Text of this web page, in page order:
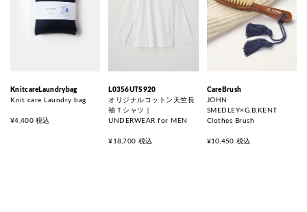
KnitcareLaundrybag
Knit care Laundry bag
¥4,400 税込
L0356UTS920
オリジナルコットン天竺長
袖Ｔシャツ｜
UNDERWEAR for MEN
¥18,700 税込
CareBrush
JOHN
SMEDLEY×G.B.KENT
Clothes Brush
¥10,450 税込